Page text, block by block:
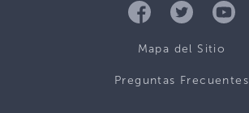
Mapa del Sitio
Preguntas Frecuentes